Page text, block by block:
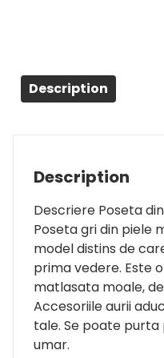
Description
Description
Descriere Poseta
Poseta gri din piele
model distins de
prima vedere. Este
matlasata moale,
Accesoriile aurii
tale. Se poate
umar.